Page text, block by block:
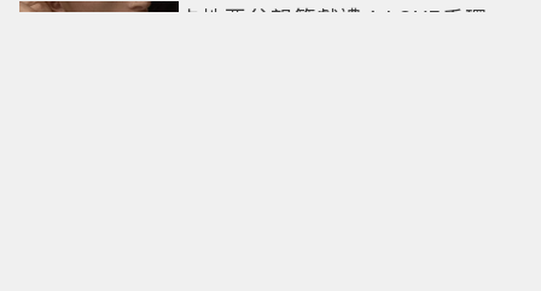
卡地亞父親節獻禮！LOVE手環、